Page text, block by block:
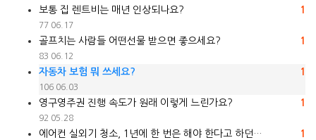
1
보통 집 렌트비는 매년 인상되나요?
77 06.17
1
골프치는 사람들 어떤선물 받으면 좋으세요?
83 06.12
1
자동차 보험 뭐 쓰세요?
106 06.03
1
영구영주권 진행 속도가 원래 이렇게 느린가요?
92 05.28
1
에어컨 실외기 청소, 1년에 한 번은 해야 한다고 하던…